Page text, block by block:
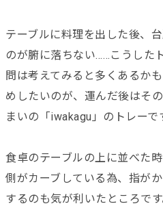
テーブルに料理を出した後、
のが腑に落ちない……こうした
問は考えてみると多くあるか
めしたいのが、運んだ後はそ
まいの「iwakagu」のトレーで
食卓のテーブルの上に並べた
側がカーブしている為、指が
するのも気が利いたところです